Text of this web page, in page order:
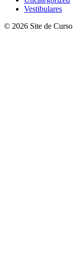
Vestibulares
© 2026 Site de